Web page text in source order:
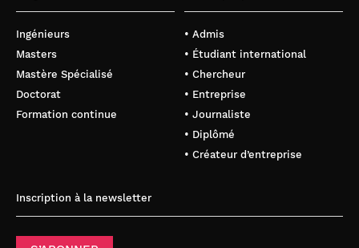
Ingénieurs
Masters
Mastère Spécialisé
Doctorat
Formation continue
• Admis
• Étudiant international
• Chercheur
• Entreprise
• Journaliste
• Diplômé
• Créateur d’entreprise
Inscription à la newsletter